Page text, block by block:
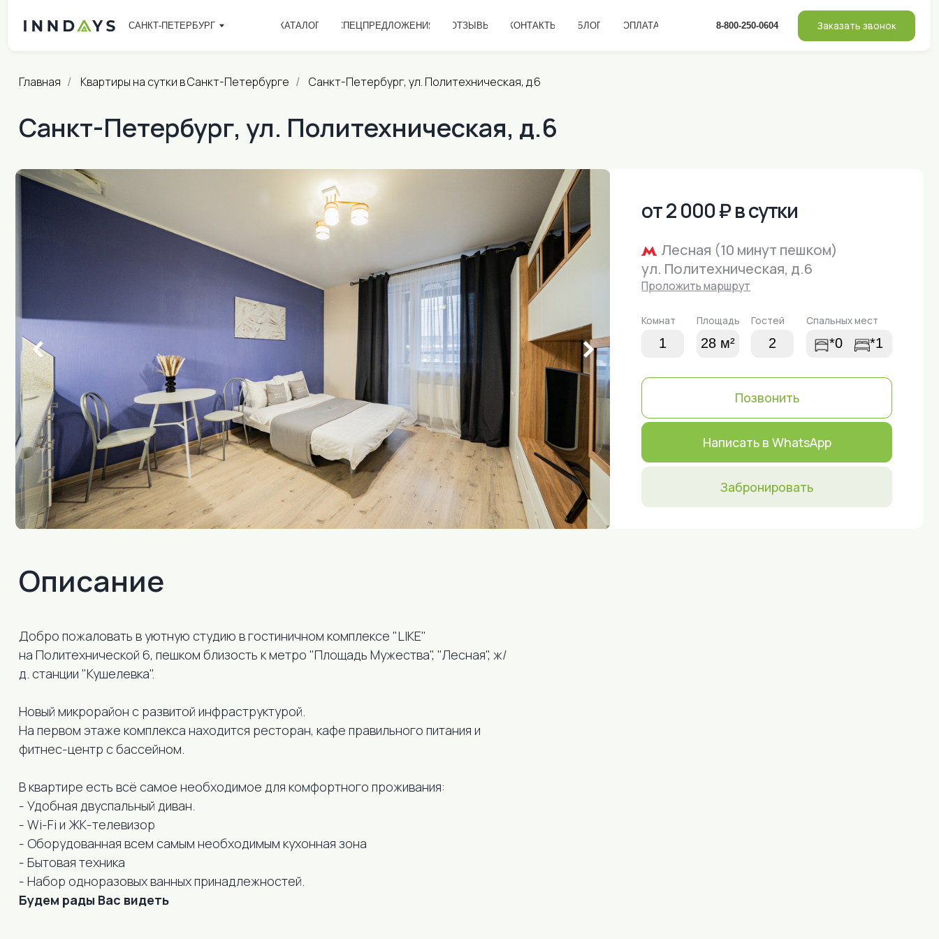
КАТАЛОГ СПЕЦПРЕДЛОЖЕНИЯ ОТЗЫВЫ КОНТАКТЫ 8-800-250-0604 Заказать звонок
САНКТ-ПЕТЕРБУРГ БЛОГ ОПЛАТА
Главная / Квартиры на сутки в Санкт-Петербурге / Санкт-Петербург, ул. Политехническая, д.6
Санкт-Петербург, ул. Политехническая, д.6
от 2 000 ₽ в сутки
Проложить маршрут
Написать в WhatsApp
Забронировать
ул. Политехническая, д.6
Лесная (10 минут пешком)
Площадь Гостей Спальных мест
Описание
Добро пожаловать в уютную студию в гостиничном комплексе "LIКЕ"
на Политехнической 6, пешком близость к метро "Площадь Мужества", "Лесная", ж/
д. станции "Кушелевка".
Новый микрорайон с развитой инфраструктурой.
На первом этаже комплекса находится ресторан, кафе правильного питания и
фитнес-центр с бассейном.
В квартире есть всё самое необходимое для комфортного проживания:
- Удобная двуспальный диван.
- Wi-Fi и ЖК-телевизор
- Оборудованная всем самым необходимым кухонная зона
- Бытовая техника
- Набор одноразовых ванных принадлежностей.
Будем рады Вас видеть
Удобства